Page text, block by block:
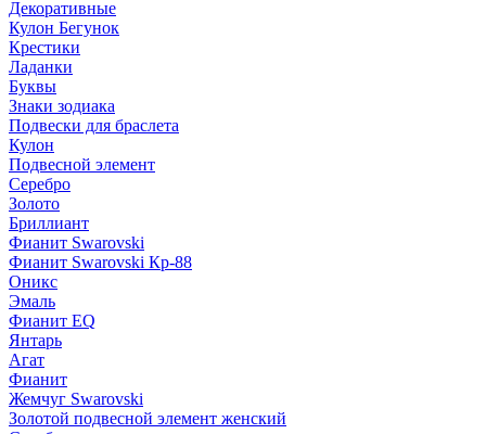
Декоративные
Кулон Бегунок
Крестики
Ладанки
Буквы
Знаки зодиака
Подвески для браслета
Кулон
Подвесной элемент
Серебро
Золото
Бриллиант
Фианит Swarovski
Фианит Swarovski Кр-88
Оникс
Эмаль
Фианит EQ
Янтарь
Агат
Фианит
Жемчуг Swarovski
Золотой подвесной элемент женcкий